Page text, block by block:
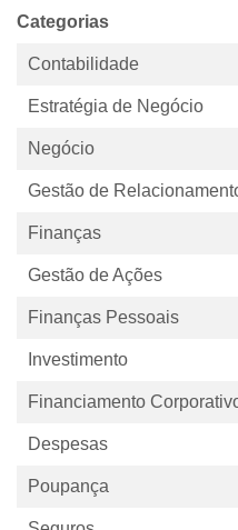
Categorias
Contabilidade
Estratégia de Negócio
Negócio
Gestão de
Finanças
Gestão de Ações
Finanças Pessoais
Investimento
Financiamento
Despesas
Poupança